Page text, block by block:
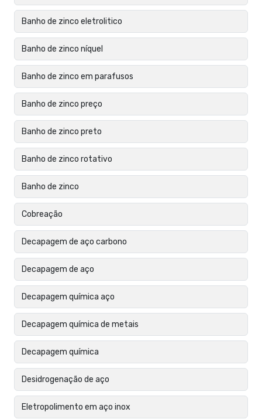
Banho de zinco eletrolitico
Banho de zinco níquel
Banho de zinco em parafusos
Banho de zinco preço
Banho de zinco preto
Banho de zinco rotativo
Banho de zinco
Cobreação
Decapagem de aço carbono
Decapagem de aço
Decapagem química aço
Decapagem química de metais
Decapagem química
Desidrogenação de aço
Eletropolimento em aço inox